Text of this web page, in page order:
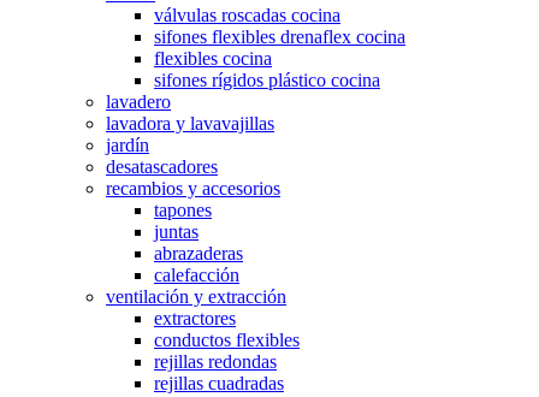
válvulas roscadas cocina
sifones flexibles drenaflex cocina
flexibles cocina
sifones rígidos plástico cocina
lavadero
lavadora y lavavajillas
jardín
desatascadores
recambios y accesorios
tapones
juntas
abrazaderas
calefacción
ventilación y extracción
extractores
conductos flexibles
rejillas redondas
rejillas cuadradas